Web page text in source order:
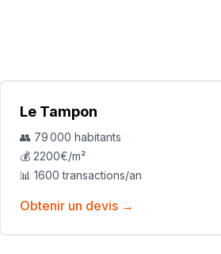
Le Tampon
👥 79 000 habitants
💰 2200€/m²
📊 1600 transactions/an
Obtenir un devis →